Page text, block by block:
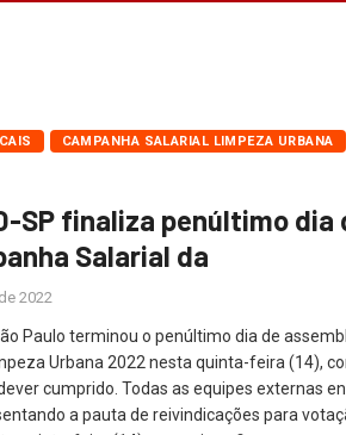
CAMPANHA SALARIAL LIMPEZA URBANA
SP finaliza penúltimo
Salarial da
2022
Paulo terminou o penúltimo dia de
Urbana 2022 nesta quinta-feira (14),
cumprido. Todas as equipes externas
a pauta de reivindicações para